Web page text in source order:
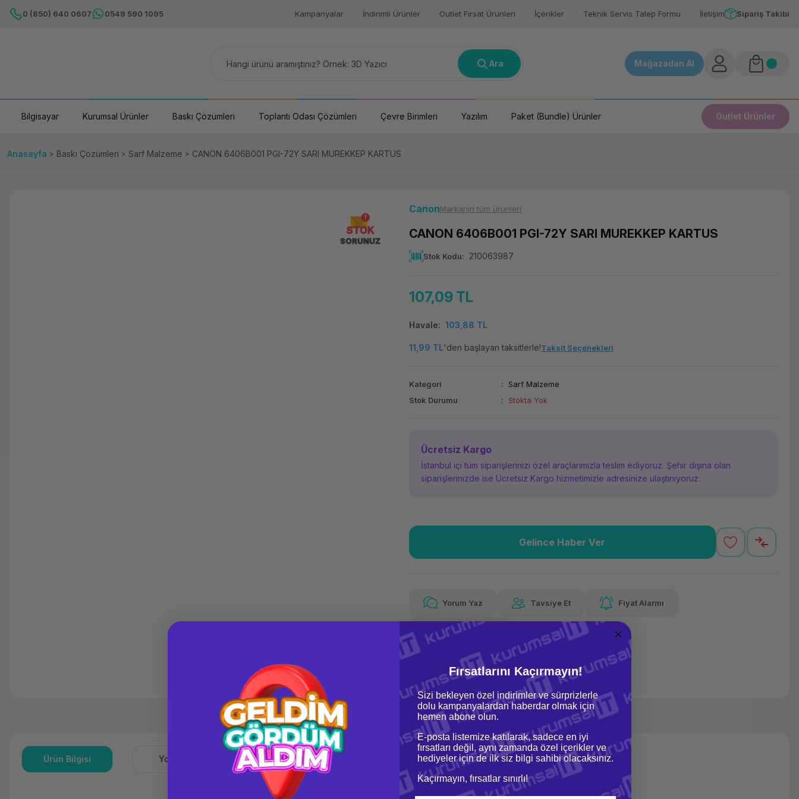
0 (850) 640 0607 0549 590 1095 Kampanyalar İndirimli Ürünler Outlet Fırsat Ürünleri İçerikler Teknik Servis Talep Formu İletişim Sipariş Takibi
Ara Mağazadan Al
Bilgisayar Kurumsal Ürünler Baskı Çözümleri Toplantı Odası Çözümleri Çevre Birimleri Yazılım Paket (Bundle) Ürünler Outlet Ürünler
Anasayfa Baskı Çözümleri Sarf Malzeme CANON 6406B001 PGI-72Y SARI MUREKKEP KARTUS
STOK
SORUNUZ
CanonMarkanın tüm ürünleri
CANON 6406B001 PGI-72Y SARI MUREKKEP KARTUS
Stok Kodu 210063987
107,09 TL
Havale 103,88 TL
11,99 TL'den başlayan taksitlerle!Taksit Seçenekleri
Kategori
Sarf Malzeme
Stok Durumu
Stokta Yok
Ücretsiz Kargo
İstanbul içi tüm siparişlerinizi özel araçlarımızla teslim ediyoruz. Şehir dışına olan
siparişlerinizde ise Ücretsiz Kargo hizmetimizle adresinize ulaştırııyoruz.
11,99 TL
Aya varan taksit
Havalelerde
Özel indirim fırsatı
Gelince Haber Ver
Yorum Yaz Tavsiye Et Fiyat Alarmı
Fiyat Teklifi Al
Ürün Bilgisi Yorumlar Soru & Cevap Taksit Seçenekleri
Fırsatlarını Kaçırmayın!
Sizi bekleyen özel indirimler ve sürprizlerle
dolu kampanyalardan haberdar olmak için
hemen abone olun.
E-posta listemize katılarak, sadece en iyi
fırsatları değil, aynı zamanda özel içerikler ve
hediyeler için de ilk siz bilgi sahibi olacaksınız.
Kaçırmayın, fırsatlar sınırlı!